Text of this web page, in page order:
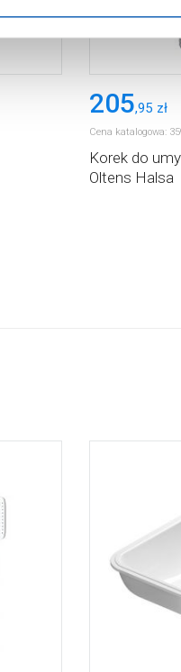
205,95 zł
Cena katalogowa:
Korek do
Oltens Halsa